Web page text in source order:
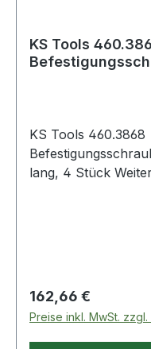
KS Tools
KS Tools 460.3868
lang, 4 Stück Weitere Produkte im
Regulärer Preis:
162,66 €
Preise inkl. MwSt.